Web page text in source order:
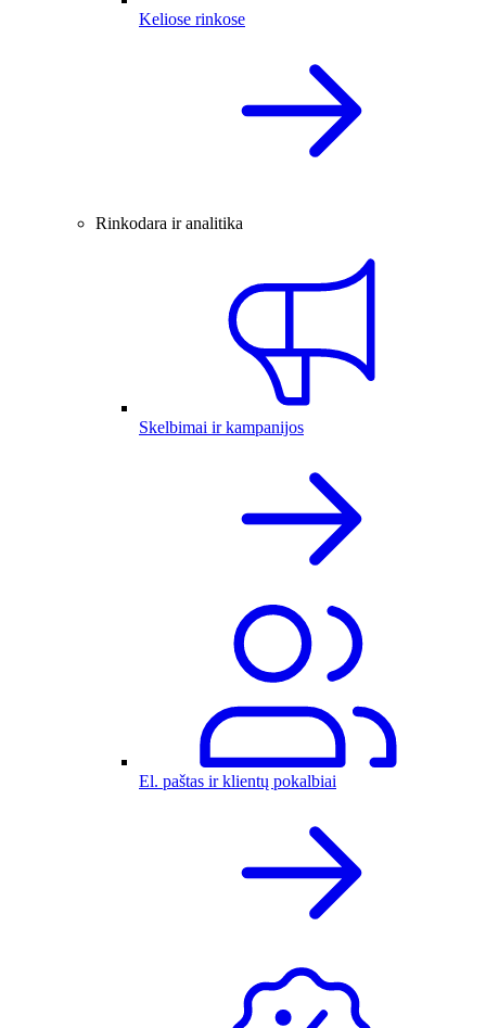
Keliose rinkose
Rinkodara ir analitika
Skelbimai ir kampanijos
El. paštas ir klientų pokalbiai